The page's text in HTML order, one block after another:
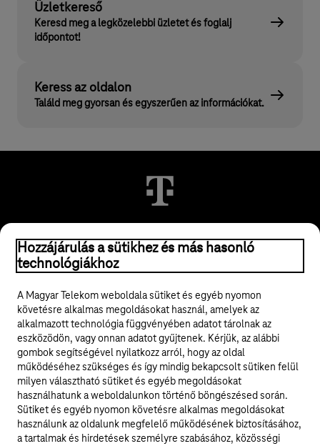
Üzletkereső
Keresd meg a legközelebbi üzletet és foglalj
időpontot!
Keress az oldalon
Találd meg gyorsan és egyszerűen az információkat.
© 2026 Magyar Telekom Nyrt.
ÁSZF
Adatvédelem
Felhívások
Hozzájárulás a sütikhez és más hasonló
technológiákhoz
A Magyar Telekom weboldala sütiket és egyéb nyomon
követésre alkalmas megoldásokat használ, amelyek az
alkalmazott technológia függvényében adatot tárolnak az
eszközödön, vagy onnan adatot gyűjtenek. Kérjük, az alábbi
gombok segítségével nyilatkozz arról, hogy az oldal
működéséhez szükséges és így mindig bekapcsolt sütiken felül
milyen választható sütiket és egyéb megoldásokat
használhatunk a weboldalunkon történő böngészésed során.
Sütiket és egyéb nyomon követésre alkalmas megoldásokat
használunk az oldalunk megfelelő működésének biztosításához,
a tartalmak és hirdetések személyre szabásához, közösségi